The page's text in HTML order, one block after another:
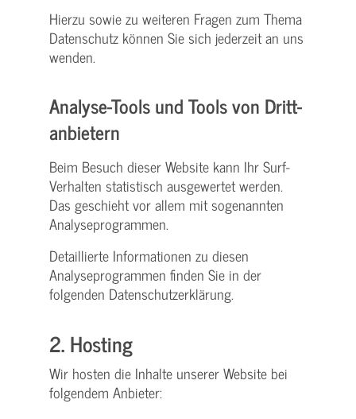
Hierzu sowie zu weiteren Fragen zum Thema
Datenschutz können Sie sich jederzeit an uns
wenden.
Analyse-Tools und Tools von Dritt­
anbietern
Beim Besuch dieser Website kann Ihr Surf-
Verhalten statistisch ausgewertet werden.
Das geschieht vor allem mit sogenannten
Analyseprogrammen.
Detaillierte Informationen zu diesen
Analyseprogrammen finden Sie in der
folgenden Datenschutzerklärung.
2. Hosting
Wir hosten die Inhalte unserer Website bei
folgendem Anbieter: